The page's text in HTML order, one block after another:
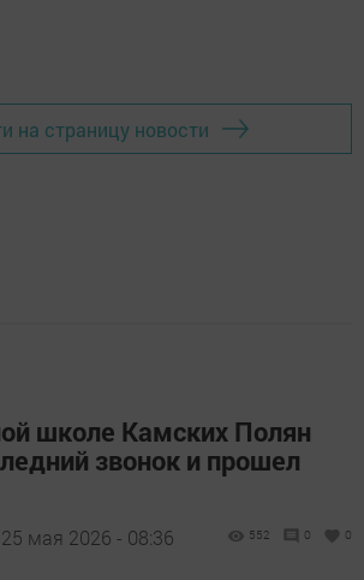
на страницу новости
школе Камских Полян
звонок и прошел
25 мая 2026 - 08:36 552 0 0